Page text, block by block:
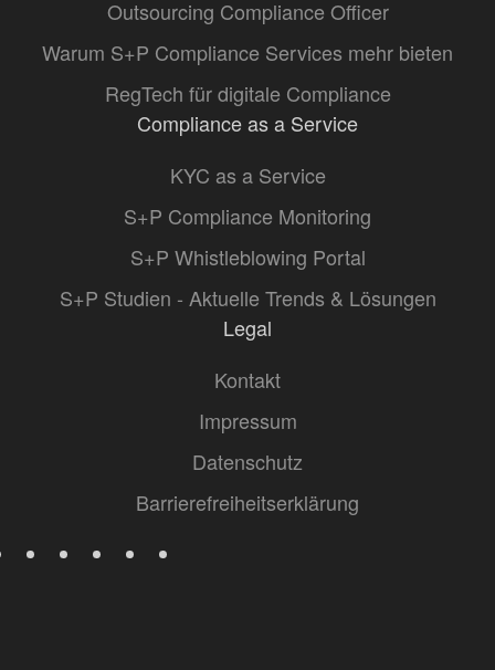
Outsourcing Compliance Officer
Warum S+P Compliance Services mehr bieten
RegTech für digitale Compliance
Compliance as a Service
KYC as a Service
S+P Compliance Monitoring
S+P Whistleblowing Portal
S+P Studien - Aktuelle Trends & Lösungen
Legal
Kontakt
Impressum
Datenschutz
Barrierefreiheitserklärung